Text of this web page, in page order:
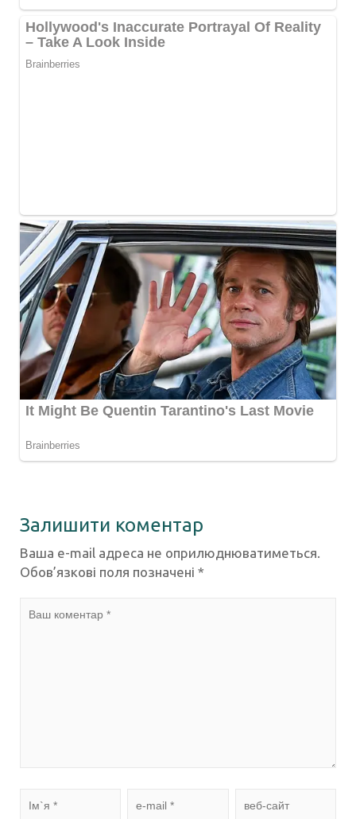
Залишити коментар
Ваша e-mail адреса не оприлюднюватиметься.
Обов’язкові поля позначені *